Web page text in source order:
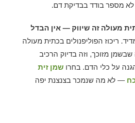
מספר בודד בבדיקת דם.
מעולה זה שיווק — אין הבדל
ריכוז הפוליפנולים בכתית מעולה
מזוכך, וזה בדיוק הרכיב
על כלי הדם. בחרו שמן זית
— לא מה שנמכר בצנצנת יפה